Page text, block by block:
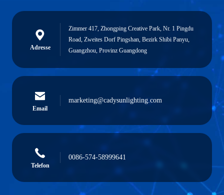
Adresse
Zimmer 417, Zhongping Creative Park, Nr. 1 Pingdu
Road, Zweites Dorf Pingshan, Bezirk Shibi Panyu,
Guangzhou, Provinz Guangdong
Email
marketing@cadysunlighting.com
Telefon
0086-574-58999641